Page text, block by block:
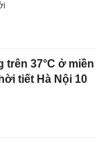
trên 37°C ở miền
tiết Hà Nội 10